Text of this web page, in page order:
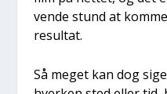
ven­de stund at
resul­tat.
Så meget kan dog